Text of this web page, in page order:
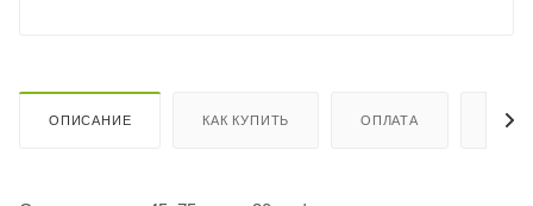
ОПИСАНИЕ КАК КУПИТЬ ОПЛАТА